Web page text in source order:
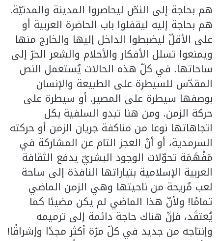
هم بحاجة إلى النصّ ليحاصروا المدينة والمدنيّة.
هم بحاجة إليه ليقفلوا باب الحاضرة العربية أو
على الأقلّ ليضبطوا الداخل إليها والخارج منها
ويمنعوا تسلل الأفكار والأحلام والشعر الحرّ إلى
ساحاتها. في كلّ هذه الحالات يُستعمل النص
المقدّس للسيطرة على الطبيعة والإنسان
بوصفها سيطرة على المصير. أو سيطرة على
حركة الزمن. ومن هنا تبدو السلفية بكل
اتجاهاتها نوعا من مناكفة جريان الزمن أو حركته
السرمدية، أو أنّ العجز التام عن المشاركة في
مَفْهَمَة تحوّلات الوجود البشريّ يدفع الثقافة
العربية الإسلامية بتياراتها النافذة إلى ساحة
لعب مُريحة من ناحيتها وهي الزمن الماضي
تمامًا! ولأنّ هذا الماضي لم يكن مضيئا كما
يُعتقَد، فإنّ هناك حاجة دائمة إلى ترميمه
وإنتاجه من جديد في كلّ مرّة أكثر مجدًا وإشراقًا!